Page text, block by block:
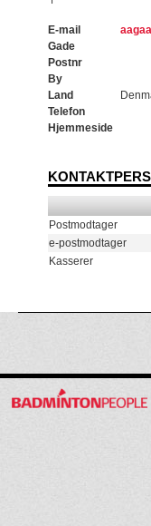
E-mail
Gade
Postnr
By
Land
Telefon
Hjemmeside
Postmodtager
e-postmodtager
Kasserer